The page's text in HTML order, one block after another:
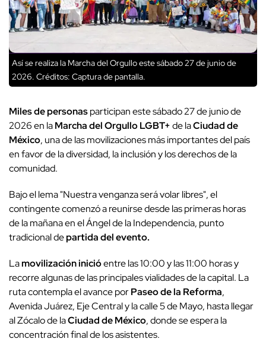
Así se realiza la Marcha del Orgullo este sábado 27 de junio de
2026. Créditos: Captura de pantalla.
Miles de personasparticipan este sábado 27 de junio de
2026 en laMarcha del Orgullo LGBT+de laCiudad de
México, una de las movilizaciones más importantes del país
en favor de la diversidad, la inclusión y los derechos de la
comunidad.
Bajo el lema "Nuestra venganza será volar libres", el
contingente comenzó a reunirse desde las primeras horas
de la mañana en el Ángel de la Independencia, punto
tradicional departida del evento.
Lamovilización inicióentre las 10:00 y las 11:00 horas y
recorre algunas de las principales vialidades de la capital. La
ruta contempla el avance porPaseo de la Reforma,
Avenida Juárez, Eje Central y la calle 5 de Mayo, hasta llegar
al Zócalo de laCiudad de México, donde se espera la
concentración final de los asistentes.